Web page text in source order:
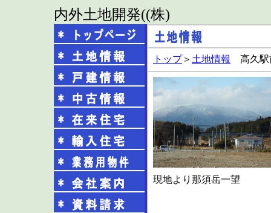
内外土地開発((株)
トップ＞ 土地情報 高久
現地より那須岳一望